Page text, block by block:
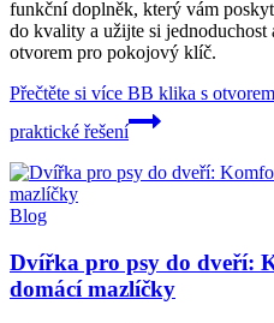
funkční doplněk, který vám
do kvality a užijte si
otvorem pro pokojový klíč.
Přečtěte si více BB klika s
praktické řešení
Blog
Dvířka pro psy do dveří:
domácí mazlíčky